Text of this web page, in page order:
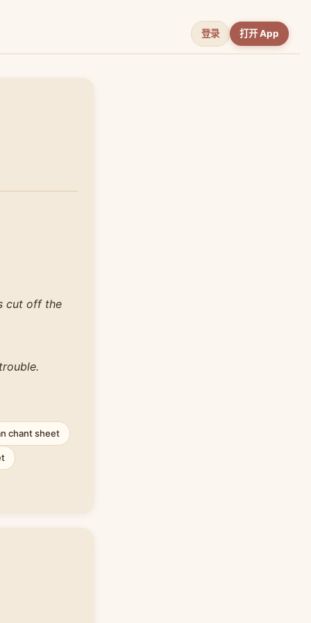
登录 打开 App
cut off the
chant sheet